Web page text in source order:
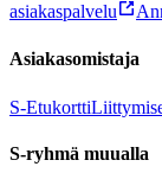
asiakaspalvelu
Asiakasomistaja
S-Etukortti
S-ryhmä muualla